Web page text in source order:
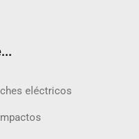
eléctricos